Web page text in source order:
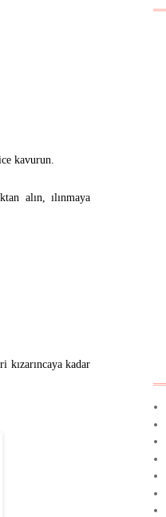
kavurun.
alın, ılınmaya
kızarıncaya kadar